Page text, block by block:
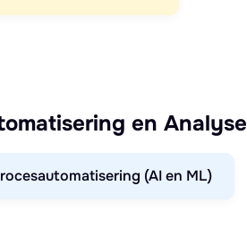
en Analyse
(AI en ML)